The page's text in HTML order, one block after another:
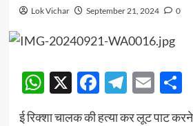
Lok Vichar September 21, 2024 0
WhatsApp
X Facebook
Email
ई रिक्शा चालक की हत्या कर लूट पाट करने